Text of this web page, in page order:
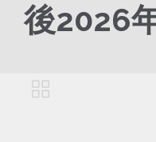
後2026
